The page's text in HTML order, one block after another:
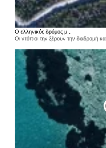
Ο ελληνικός δρόμος μ...
Οι ντόπιοι την ξέρουν την διαδρομή κα